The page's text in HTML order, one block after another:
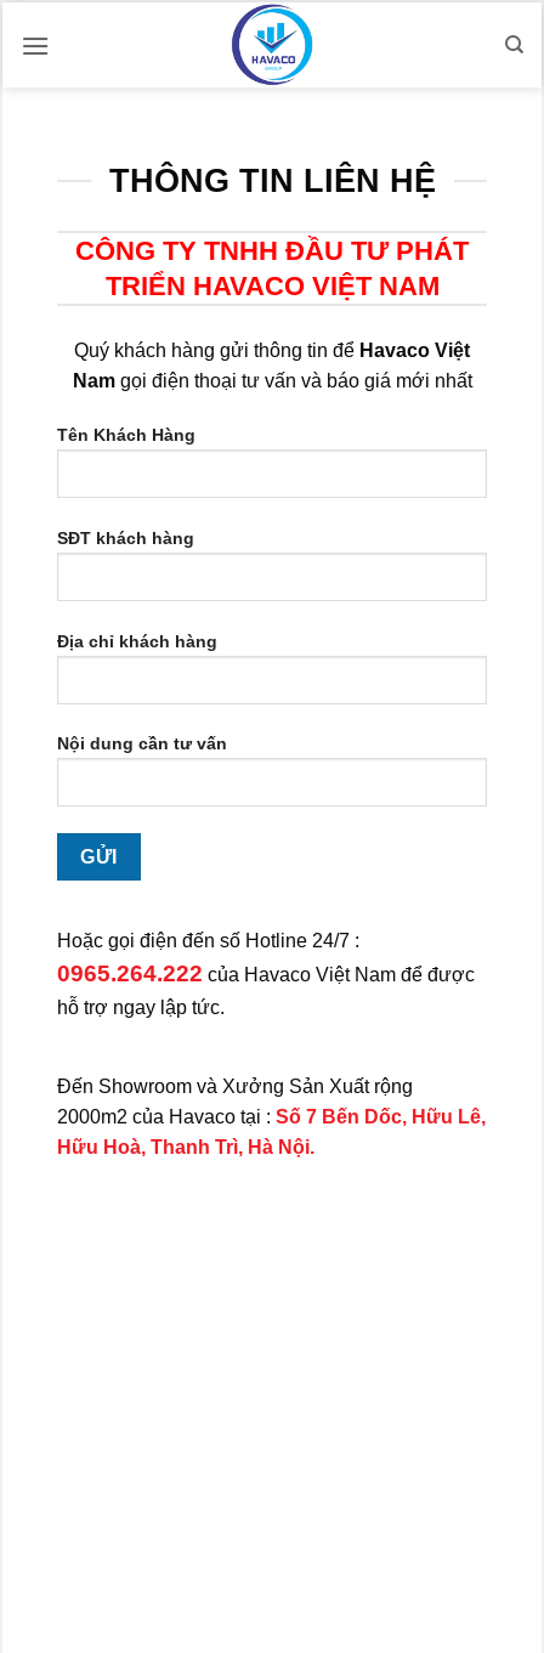
qua
THÔNG TIN LIÊN HỆ
CÔNG TY TNHH ĐẦU TƯ PHÁT
TRIỂN HAVACO VIỆT NAM
Quý khách hàng gửi thông tin để Havaco Việt
Namgọi điện thoại tư vấn và báo giá mới nhất
Tên Khách Hàng
SĐT khách hàng
Địa chỉ khách hàng
Nội dung cần tư vấn
Hoặc gọi điện đến số Hotline 24/7 :
0965.264.222 của Havaco Việt Nam để được
hỗ trợ ngay lập tức.
Đến Showroom và Xưởng Sản Xuất rộng
2000m2 của Havaco tại : Số 7 Bến Dốc, Hữu Lê,
Hữu Hoà, Thanh Trì, Hà Nội.